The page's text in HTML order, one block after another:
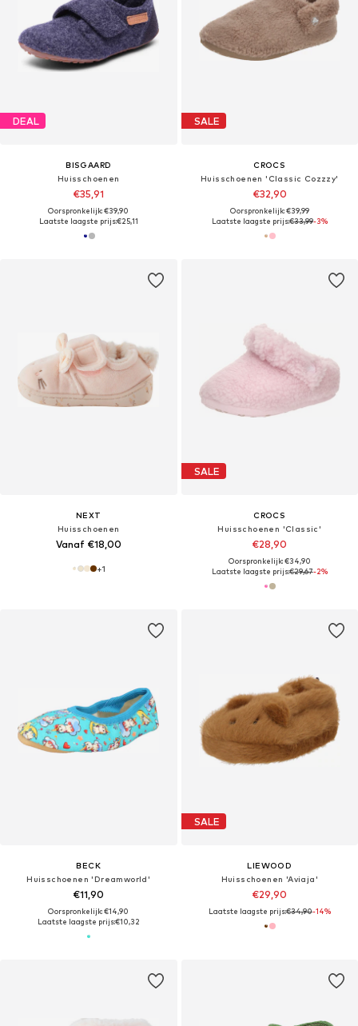
DEAL
BISGAARD
Huisschoenen
€35,91
Oorspronkelijk: €39,90
Laatste laagste prijs:€25,11
SALE
CROCS
Huisschoenen 'Classic Cozzzy'
€32,90
Oorspronkelijk: €39,99
Laatste laagste prijs:€33,99-3%
NEXT
Huisschoenen
Vanaf €18,00
+1
SALE
CROCS
Huisschoenen 'Classic'
€28,90
Oorspronkelijk: €34,90
Laatste laagste prijs:€29,67-2%
BECK
Huisschoenen 'Dreamworld'
€11,90
Oorspronkelijk: €14,90
Laatste laagste prijs:€10,32
SALE
LIEWOOD
Huisschoenen 'Aviaja'
€29,90
Laatste laagste prijs:€34,90-14%